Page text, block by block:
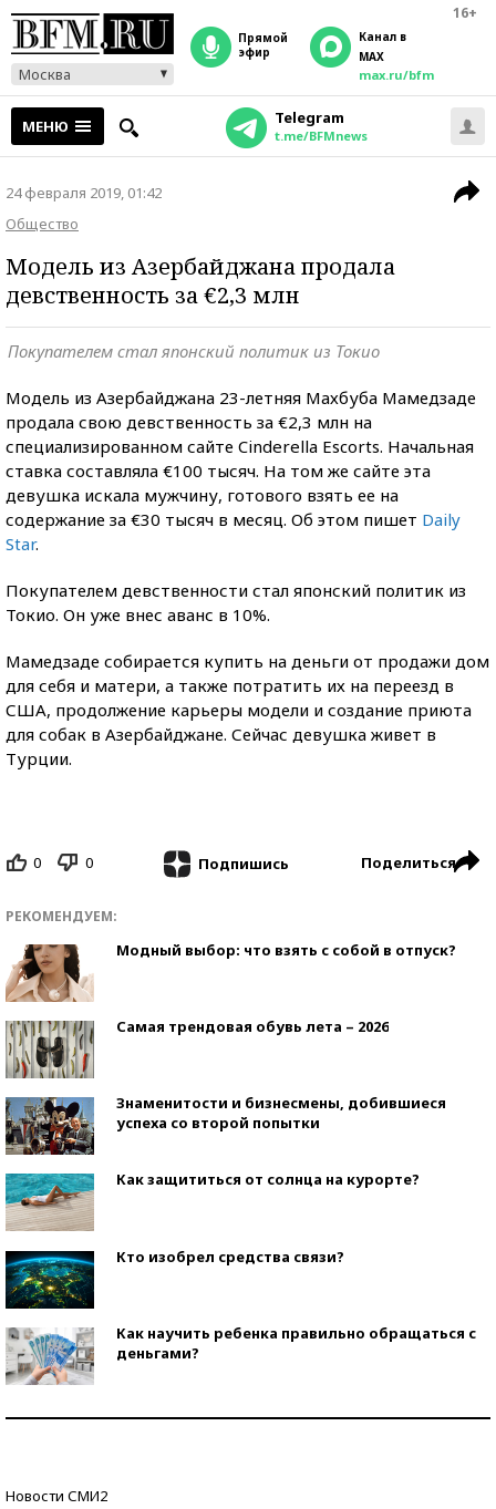
16+
Москва
прямой
эфир
Канал в
MAX
max.ru/bfm
МЕНЮ Telegram
t.me/BFMnews
24 февраля 2019, 01:42
Общество
Модель из Азербайджана продала
девственность за €2,3 млн
Покупателем стал японский политик из Токио
Модель из Азербайджана 23-летняя Махбуба Мамедзаде
продала свою девственность за €2,3 млн на
специализированном сайте Cinderella Escorts. Начальная
ставка составляла €100 тысяч. На том же сайте эта
девушка искала мужчину, готового взять ее на
содержание за €30 тысяч в месяц. Об этом пишет Daily
Star.
Покупателем девственности стал японский политик из
Токио. Он уже внес аванс в 10%.
Мамедзаде собирается купить на деньги от продажи дом
для себя и матери, а также потратить их на переезд в
США, продолжение карьеры модели и создание приюта
для собак в Азербайджане. Сейчас девушка живет в
Турции.
0 0 Подпишись Поделиться
РЕКОМЕНДУЕМ:
Модный выбор: что взять с собой в отпуск?
Самая трендовая обувь лета – 2026
Знаменитости и бизнесмены, добившиеся
успеха со второй попытки
Как защититься от солнца на курорте?
Кто изобрел средства связи?
Как научить ребенка правильно обращаться с
деньгами?
Новости СМИ2